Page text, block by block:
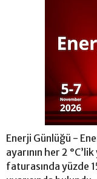
Enerji Günlüğü -
ayarının her 2
faturasında yüzde